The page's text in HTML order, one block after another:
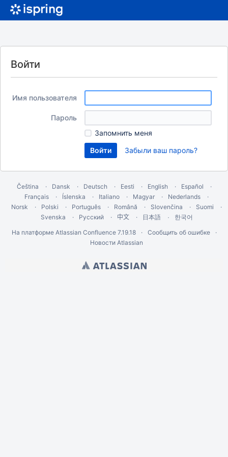
Войти
Имя пользователя
Пароль
Запомнить меня
Забыли ваш пароль?
Čeština Dansk Deutsch Eesti English
Español
Français
Íslenska Italiano Magyar
Nederlands
Norsk
Polski Português Română Slovenčina
Suomi
Svenska
Русский 中文 日本語
한국어
На платформе Atlassian Confluence 7.19.18
Сообщить об ошибке
Новости Atlassian